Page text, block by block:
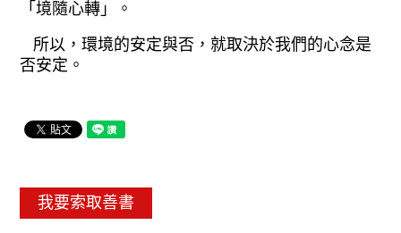
「境隨心轉」。
所以，環境的安定與否，就取決於我們的心念是
否安定。
我要索取善書